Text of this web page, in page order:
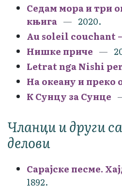
Седам мора и три
књига
2020.
Au soleil couchant
Нишке приче
Letrat nga Nishi
На океану и преко
К Сунцу за Сунце
Чланци и други
делови
Сарајске песме.
1892.